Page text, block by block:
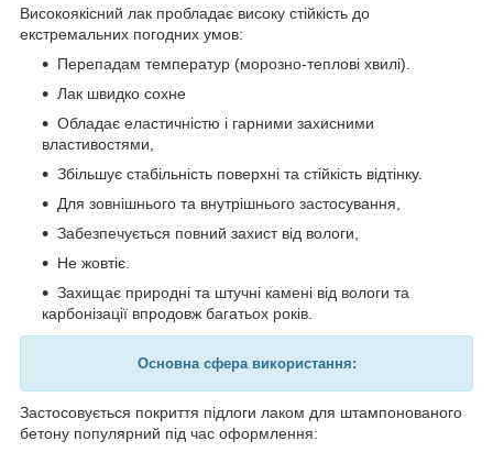
Високоякісний лак пробладає високу стійкість до
екстремальних погодних умов:
Перепадам температур (морозно-теплові хвилі).
Лак швидко сохне
Обладає еластичністю і гарними захисними
властивостями,
Збільшує стабільність поверхні та стійкість відтінку.
Для зовнішнього та внутрішнього застосування,
Забезпечується повний захист від вологи,
Не жовтіє.
Захищає природні та штучні камені від вологи та
карбонізації впродовж багатьох років.
Основна сфера використання:
Застосовується покриття підлоги лаком для штампонованого
бетону популярний під час оформлення: